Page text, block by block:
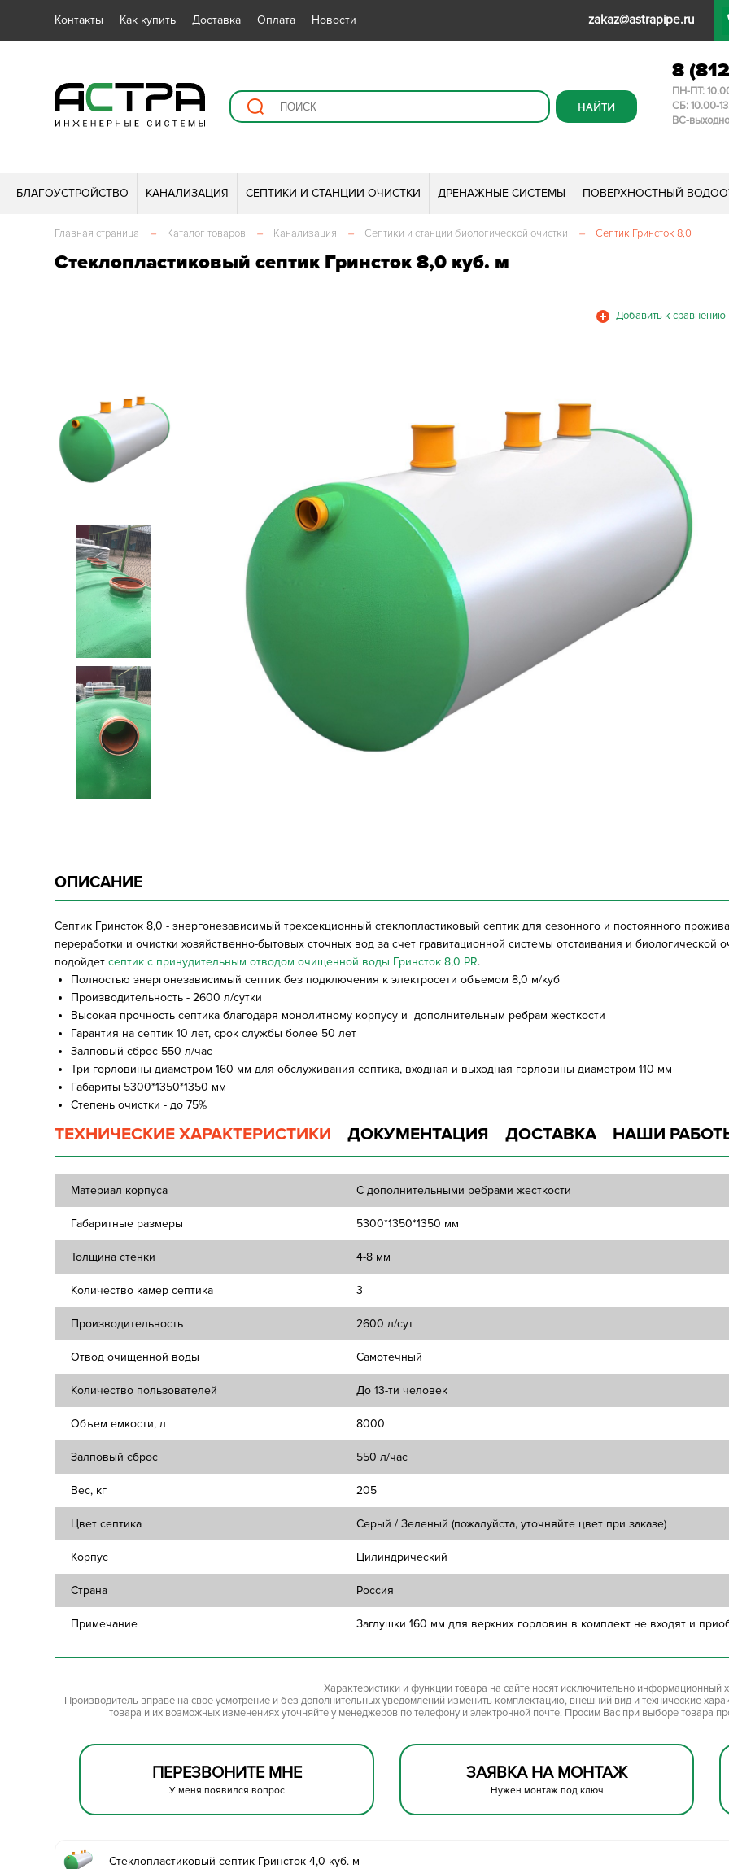
Контакты Как купить Доставка Оплата Новости zakaz@astrapipe.ru
8
ПН-ПТ:
СБ: 10.00-
ВС-
БЛАГОУСТРОЙСТВО КАНАЛИЗАЦИЯ СЕПТИКИ И СТАНЦИИ ОЧИСТКИ ДРЕНАЖНЫЕ СИСТЕМЫ ПОВЕРХНОСТНЫЙ
Главная страница – Каталог товаров – Канализация – Септики и станции биологической очистки – Септик Гринсток 8,0
Стеклопластиковый септик Гринсток 8,0 куб. м
ОПИСАНИЕ
Септик Гринсток 8,0 - энергонезависимый трехсекционный стеклопластиковый септик для сезонного и постоянного
переработки и очистки хозяйственно-бытовых сточных вод за счет гравитационной системы отстаивания и
подойдетсептик с принудительным отводом очищенной воды Гринсток 8,0 PR.
Полностью энергонезависимый септик без подключения к электросети объемом 8,0 м/куб
Производительность - 2600 л/сутки
Высокая прочность септика благодаря монолитному корпусу и дополнительным ребрам жесткости
Гарантия на септик 10 лет, срок службы более 50 лет
Залповый сброс 550 л/час
Три горловины диаметром 160 мм для обслуживания септика, входная и выходная горловины диаметром 110 мм
Габариты 5300*1350*1350 мм
Степень очистки - до 75%
ТЕХНИЧЕСКИЕ ХАРАКТЕРИСТИКИ ДОКУМЕНТАЦИЯ ДОСТАВКА НАШИ
Материал корпуса С дополнительными ребрами жесткости
Габаритные размеры 5300*1350*1350 мм
Толщина стенки 4-8 мм
Количество камер септика 3
Производительность 2600 л/сут
Отвод очищенной воды Самотечный
Количество пользователей До 13-ти человек
Объем емкости, л 8000
Залповый сброс 550 л/час
Вес, кг 205
Цвет септика Серый / Зеленый (пожалуйста, уточняйте цвет при заказе)
Корпус Цилиндрический
Страна Россия
Примечание Заглушки 160 мм для верхних горловин в комплект не входят и
Характеристики и функции товара на сайте носят исключительно информационный
Производитель вправе на свое усмотрение и без дополнительных уведомлений изменить комплектацию, внешний вид и технические
товара и их возможных изменениях уточняйте у менеджеров по телефону и электронной почте. Просим Вас при выборе товара
ПЕРЕЗВОНИТЕ МНЕ
У меня появился вопрос
ЗАЯВКА НА МОНТАЖ
Нужен монтаж под ключ
Стеклопластиковый септик Гринсток 4,0 куб. м